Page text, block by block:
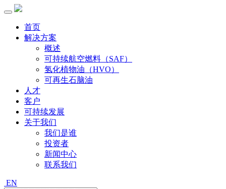
首页
解决方案
概述
可持续航空燃料（SAF）
氢化植物油（HVO）
可再生石脑油
人才
客户
可持续发展
关于我们
我们是谁
投资者
新闻中心
联系我们
EN